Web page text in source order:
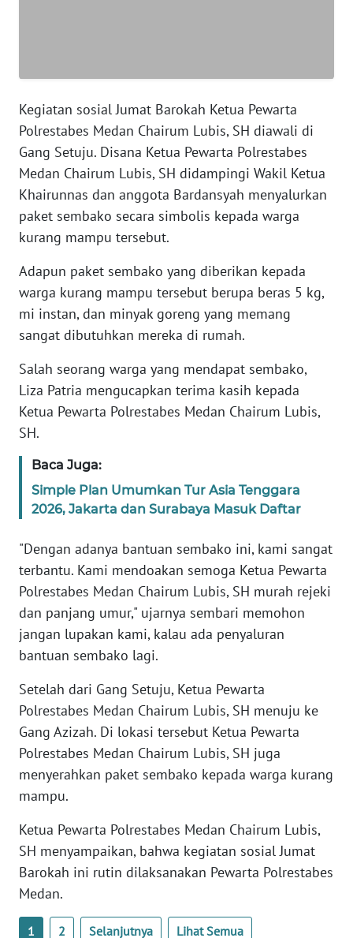
Kegiatan sosial Jumat Barokah Ketua Pewarta
Polrestabes Medan Chairum Lubis, SH diawali di
Gang Setuju. Disana Ketua Pewarta Polrestabes
Medan Chairum Lubis, SH didampingi Wakil Ketua
Khairunnas dan anggota Bardansyah menyalurkan
paket sembako secara simbolis kepada warga
kurang mampu tersebut.
Adapun paket sembako yang diberikan kepada
warga kurang mampu tersebut berupa beras 5 kg,
mi instan, dan minyak goreng yang memang
sangat dibutuhkan mereka di rumah.
Salah seorang warga yang mendapat sembako,
Liza Patria mengucapkan terima kasih kepada
Ketua Pewarta Polrestabes Medan Chairum Lubis,
SH.
Baca Juga:
Simple Plan Umumkan Tur Asia Tenggara
2026, Jakarta dan Surabaya Masuk Daftar
"Dengan adanya bantuan sembako ini, kami sangat
terbantu. Kami mendoakan semoga Ketua Pewarta
Polrestabes Medan Chairum Lubis, SH murah rejeki
dan panjang umur," ujarnya sembari memohon
jangan lupakan kami, kalau ada penyaluran
bantuan sembako lagi.
Setelah dari Gang Setuju, Ketua Pewarta
Polrestabes Medan Chairum Lubis, SH menuju ke
Gang Azizah. Di lokasi tersebut Ketua Pewarta
Polrestabes Medan Chairum Lubis, SH juga
menyerahkan paket sembako kepada warga kurang
mampu.
Ketua Pewarta Polrestabes Medan Chairum Lubis,
SH menyampaikan, bahwa kegiatan sosial Jumat
Barokah ini rutin dilaksanakan Pewarta Polrestabes
Medan.
1 2 Selanjutnya Lihat Semua
PAPUA
BARAT
WN
RIAU
WN
SERAMBI
WN
JAMBI
SULTRA
WN
WN
SULTENG
BABEL
WN
SUMBAR
WN
SUMSEL
WN
BENGKULU
LAMPUNG
WN
JATENG
WN